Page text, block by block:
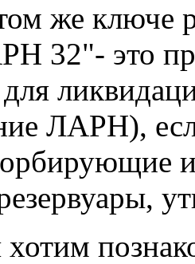
же ключе
32"- это
ЛАРН),